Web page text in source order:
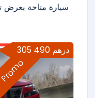
سيارة متاحة بعرض
305 490 درهم